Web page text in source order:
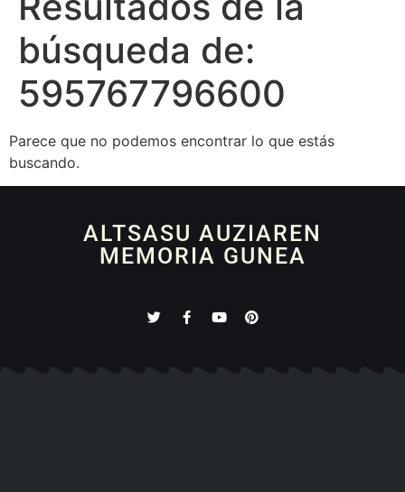
búsqueda de:
595767796600
Parece que no podemos encontrar lo que estás
buscando.
ALTSASU AUZIAREN
MEMORIA GUNEA